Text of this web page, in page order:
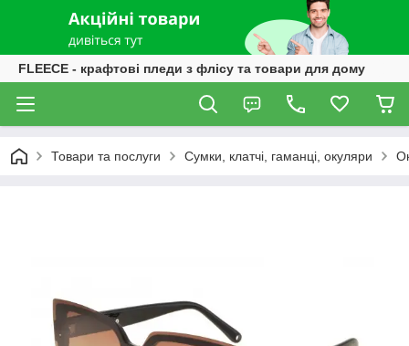
FLEECE - крафтові пледи з флісу та товари для дому
Товари та послуги Сумки, клатчі, гаманці, окуляри